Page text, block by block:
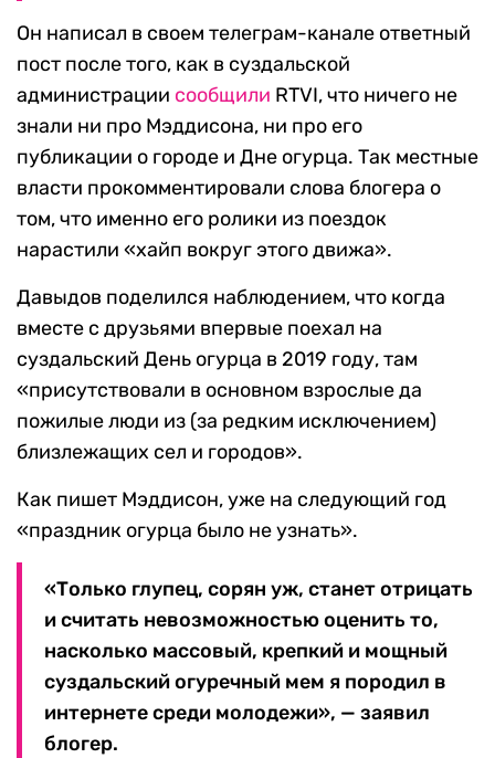
Он написал в своем телеграм-канале ответный
пост после того, как в суздальской
администрации сообщили RTVI, что ничего не
знали ни про Мэддисона, ни про его
публикации о городе и Дне огурца. Так местные
власти прокомментировали слова блогера о
том, что именно его ролики из поездок
нарастили «хайп вокруг этого движа».
Давыдов поделился наблюдением, что когда
вместе с друзьями впервые поехал на
суздальский День огурца в 2019 году, там
«присутствовали в основном взрослые да
пожилые люди из (за редким исключением)
близлежащих сел и городов».
Как пишет Мэддисон, уже на следующий год
«праздник огурца было не узнать».
«Только глупец, сорян уж, станет отрицать
и считать невозможностью оценить то,
насколько массовый, крепкий и мощный
суздальский огуречный мем я породил в
интернете среди молодежи», — заявил
блогер.